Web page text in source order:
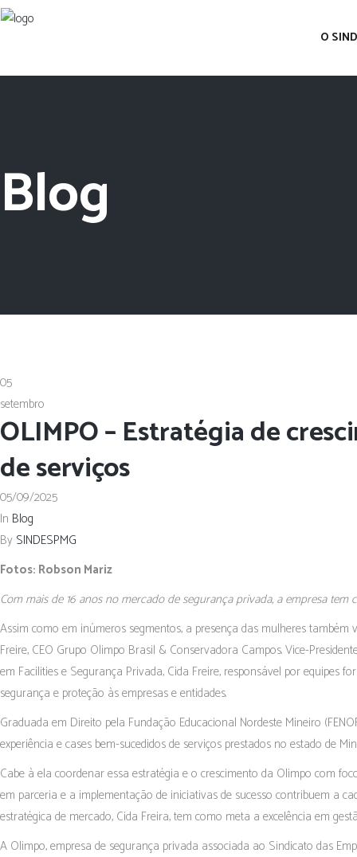
O
Blog
05
setembro
OLIMPO – Estratégia de
de serviços
05/09/2025
In Blog
By SINDESPMG
Fotos: Robson Mariz
Com mais de 16 anos no mercado de segurança privada, a empresa tem
Assim como em inúmeros segmentos, a presença das mulheres
Freire, CEO Grupo Olimpo Brasil & Conservadora Campos. Vice-
em Facilities e Segurança Privada, Cida Freire, responsável por
segurança e proteção às empresas e entidades.
Graduada em Direito pela Fundação Educacional Nordeste Mineiro
experiência e cases bem-sucedidos de serviços prestados no estado de
Cabe à ela coordenar essa estratégia e o crescimento da Olimpo com
em parceria e a implementação de iniciativas de sucesso contribuem a
estratégica de mercado, Cida Freira, tem como meta a excelência em
A Olimpo, empresa de segurança privada associada ao Sindicato das